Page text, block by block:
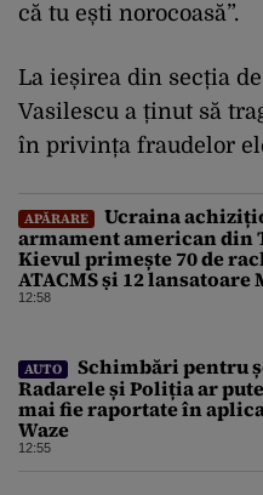
că tu ești norocoasă”.
La ieșirea din secția
Vasilescu a ținut să
în privința fraudelor
APĂRARE
Ucraina
armament american din
Kievul primește 70 de
ATACMS și 12 lansatoare
12:58
AUTO
Schimbări pentru
Radarele și Poliția ar
mai fie raportate în
Waze
12:55